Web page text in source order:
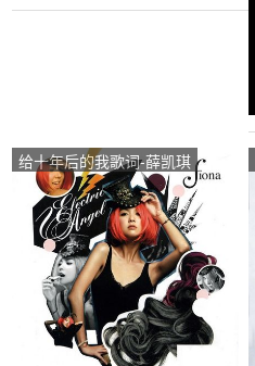
给十年后的我歌词-薛凯琪